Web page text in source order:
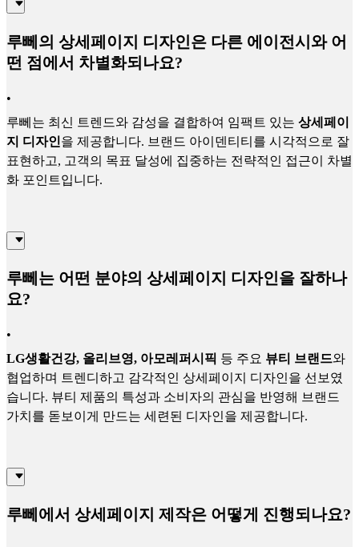
루뻬의 상세페이지 디자인은 다른 에이전시와 어
떤 점에서 차별화되나요?
•
루뻬는 최신 트렌드와 감성을 결합하여 임팩트 있는 상세페이
지 디자인을 제공합니다. 브랜드 아이덴티티를 시각적으로 잘
표현하고, 고객의 목표 달성에 집중하는 전략적인 접근이 차별
화 포인트입니다.
루뻬는 어떤 분야의 상세페이지 디자인을 잘하나
요?
•
LG생활건강, 올리브영, 아모레퍼시픽 등 주요 뷰티 브랜드와
협업하며 트렌디하고 감각적인 상세페이지 디자인을 선보였
습니다. 뷰티 제품의 특성과 소비자의 관심을 반영해 브랜드
가치를 돋보이게 만드는 세련된 디자인을 제공합니다.
루뻬에서 상세페이지 제작은 어떻게 진행되나요?